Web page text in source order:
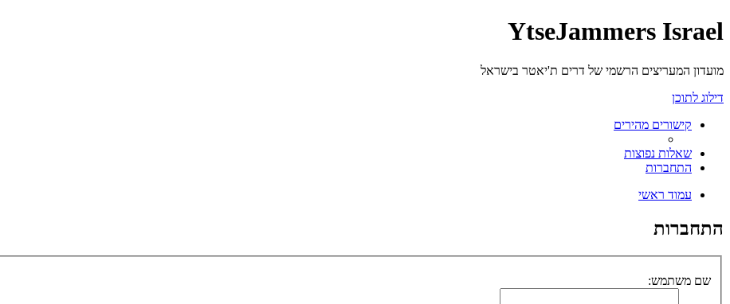
YtseJammers Israel
מועדון המעריצים הרשמי של דרים ת'יאטר בישראל
דילוג לתוכן
קישורים מהירים
שאלות נפוצות
התחברות
עמוד ראשי
התחברות
שם משתמש: